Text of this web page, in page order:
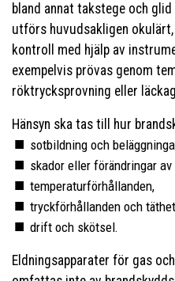
bland annat takstege och
utförs huvudsakligen
kontroll med hjälp av
exempelvis prövas genom
röktrycksprovning eller
Hänsyn ska tas till hur
sotbildning och
skador eller förändringar
temperaturförhållanden,
tryckförhållanden och
drift och skötsel.
Eldningsapparater för gas